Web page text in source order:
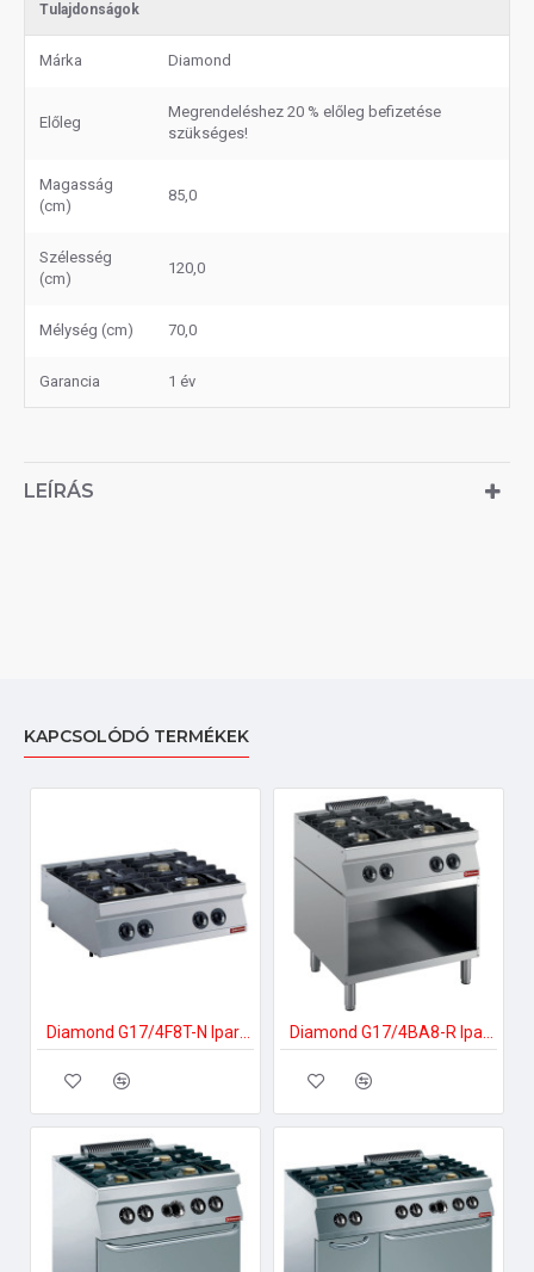
Tulajdonságok
Márka Diamond
Előleg
Megrendeléshez 20 % előleg befizetése
szükséges!
Magasság
(cm)
85,0
Szélesség
(cm)
120,0
Mélység (cm) 70,0
Garancia 1 év
LEÍRÁS
KAPCSOLÓDÓ TERMÉKEK